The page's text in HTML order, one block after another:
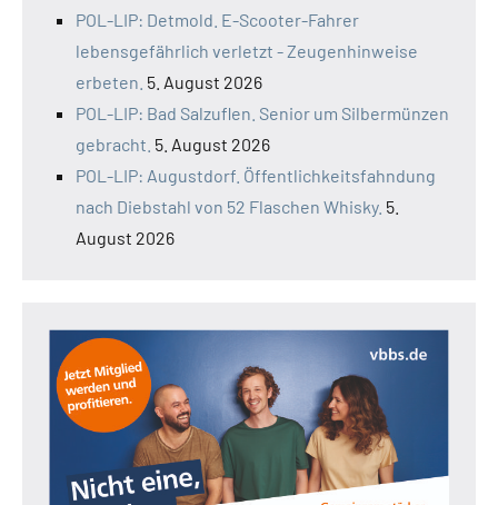
POL-LIP: Detmold. E-Scooter-Fahrer
lebensgefährlich verletzt - Zeugenhinweise
erbeten. 5. August 2026
POL-LIP: Bad Salzuflen. Senior um Silbermünzen
gebracht. 5. August 2026
POL-LIP: Augustdorf. Öffentlichkeitsfahndung
nach Diebstahl von 52 Flaschen Whisky. 5.
August 2026